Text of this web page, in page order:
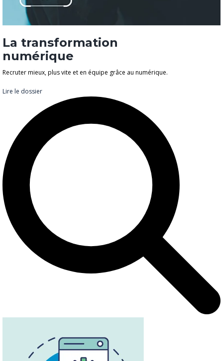
La transformation
numérique
Recruter mieux, plus vite et en équipe grâce au numérique.
Lire le dossier